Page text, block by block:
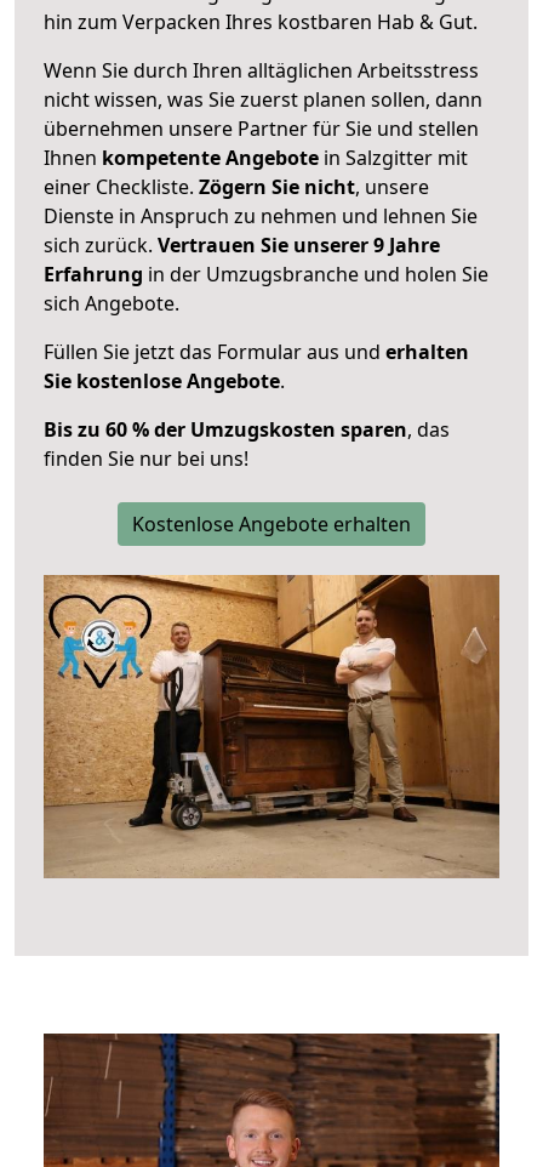
hin zum Verpacken Ihres kostbaren Hab & Gut.
Wenn Sie durch Ihren alltäglichen Arbeitsstress
nicht wissen, was Sie zuerst planen sollen, dann
übernehmen unsere Partner für Sie und stellen
Ihnen kompetente Angebote in Salzgitter mit
einer Checkliste. Zögern Sie nicht, unsere
Dienste in Anspruch zu nehmen und lehnen Sie
sich zurück. Vertrauen Sie unserer 9 Jahre
Erfahrung in der Umzugsbranche und holen Sie
sich Angebote.
Füllen Sie jetzt das Formular aus und erhalten
Sie kostenlose Angebote.
Bis zu 60 % der Umzugskosten sparen, das
finden Sie nur bei uns!
Kostenlose Angebote erhalten